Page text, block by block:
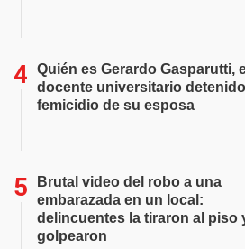
Quién es Gerardo Gasparutti,
docente universitario
femicidio de su esposa
Brutal video del robo a una
embarazada en un local:
delincuentes la tiraron al piso
golpearon